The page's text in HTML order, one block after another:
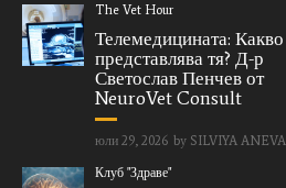
The Vet Hour
Телемедицината: Какво
представлява тя? Д-р
Светослав Пенчев от
NeuroVet Consult
юли 29, 2026 by SILVIYA ANEVA
Клуб "Здраве"